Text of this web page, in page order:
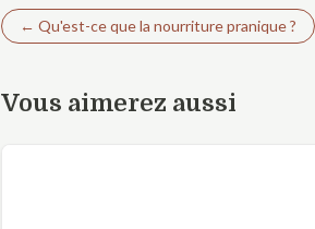
←Qu'est-ce que la nourriture pranique ?
Vous aimerez aussi